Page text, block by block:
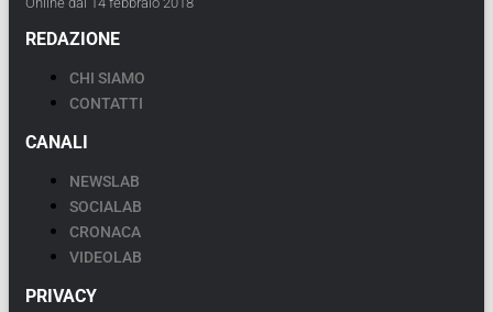
REDAZIONE
CHI SIAMO
CONTATTI
CANALI
NEWSLAB
SOCIALAB
CRONACA
VIDEOLAB
PRIVACY